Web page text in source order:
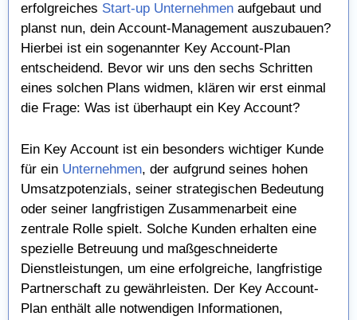
erfolgreiches Start-up Unternehmen aufgebaut und
planst nun, dein Account-Management auszubauen?
Hierbei ist ein sogenannter Key Account-Plan
entscheidend. Bevor wir uns den sechs Schritten
eines solchen Plans widmen, klären wir erst einmal
die Frage: Was ist überhaupt ein Key Account?
Ein Key Account ist ein besonders wichtiger Kunde
für ein Unternehmen, der aufgrund seines hohen
Umsatzpotenzials, seiner strategischen Bedeutung
oder seiner langfristigen Zusammenarbeit eine
zentrale Rolle spielt. Solche Kunden erhalten eine
spezielle Betreuung und maßgeschneiderte
Dienstleistungen, um eine erfolgreiche, langfristige
Partnerschaft zu gewährleisten. Der Key Account-
Plan enthält alle notwendigen Informationen,